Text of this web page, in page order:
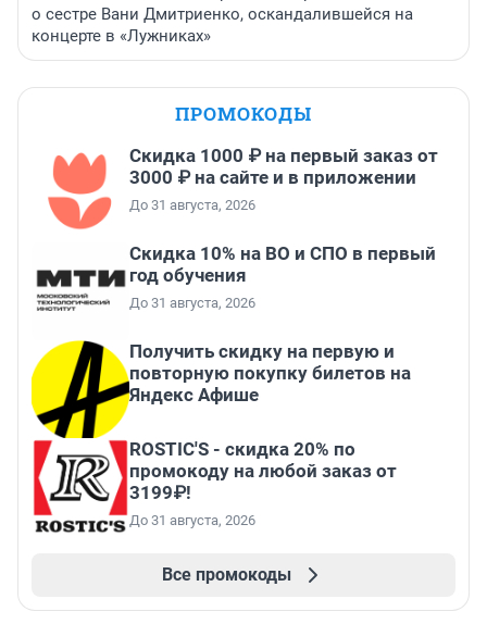
о сестре Вани Дмитриенко, оскандалившейся на
концерте в «Лужниках»
ПРОМОКОДЫ
Скидка 1000 ₽ на первый заказ от
3000 ₽ на сайте и в приложении
До 31 августа, 2026
Скидка 10% на ВО и СПО в первый
год обучения
До 31 августа, 2026
Получить скидку на первую и
повторную покупку билетов на
Яндекс Афише
ROSTIC'S - скидка 20% по
промокоду на любой заказ от
3199₽!
До 31 августа, 2026
Все промокоды